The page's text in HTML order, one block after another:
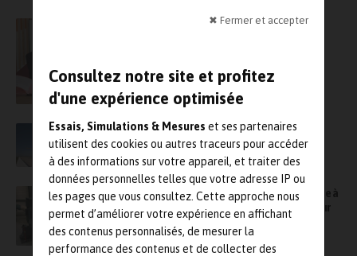
✖ Fermer et accepter
Consultez notre site et profitez
d'une expérience optimisée
Essais, Simulations & Mesures et ses partenaires
utilisent des cookies ou autres traceurs pour accéder
à des informations sur votre appareil, et traiter des
données personnelles telles que votre adresse IP ou
les pages que vous consultez. Cette approche nous
permet d’améliorer votre expérience en affichant
des contenus personnalisés, de mesurer la
performance des contenus et de collecter des
L’Isae-Supaéro et Sopra Steria inventent
Ingénierie et Essais acoustiques dans
l’aéronautique
La fiabilité des pots vibrants Sentek associée à
l’accompagnement technique : un atout pour
AmtechData